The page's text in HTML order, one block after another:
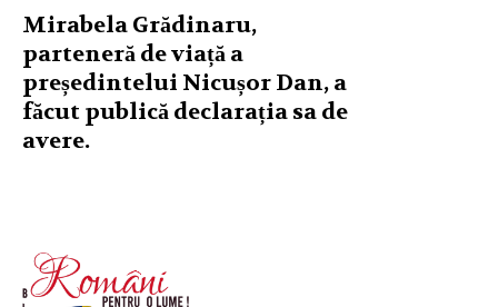
Mirabela Grădinaru,
parteneră de viață a
președintelui Nicușor Dan, a
făcut publică declarația sa de
avere.